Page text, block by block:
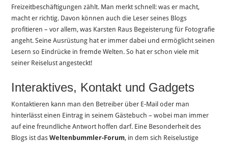
Freizeitbeschäftigungen zählt. Man merkt schnell: was er macht,
macht er richtig. Davon können auch die Leser seines Blogs
profitieren – vor allem, was Karsten Raus Begeisterung für Fotografie
angeht. Seine Ausrüstung hat er immer dabei und ermöglicht seinen
Lesern so Eindrücke in fremde Welten. So hat er schon viele mit
seiner Reiselust angesteckt!
Interaktives, Kontakt und Gadgets
Kontaktieren kann man den Betreiber über E-Mail oder man
hinterlässt einen Eintrag in seinem Gästebuch – wobei man immer
auf eine freundliche Antwort hoffen darf. Eine Besonderheit des
Blogs ist dasWeltenbummler-Forum, in dem sich Reiselustige